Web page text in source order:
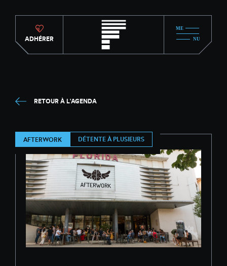
ADHÉRER
RETOUR À L'AGENDA
AFTERWORK DÉTENTE À PLUSIEURS